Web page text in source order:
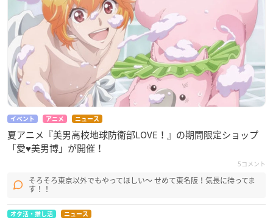
イベント アニメ ニュース
夏アニメ『美男高校地球防衛部LOVE！』の期間限定ショップ
「愛♥美男博」が開催！
5コメント
そろそろ東京以外でもやってほしい〜 せめて東名阪！気長に待ってま
す！！
オタ活・推し活 ニュース